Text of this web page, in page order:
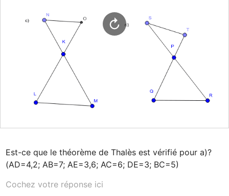
Est-ce que le théorème de Thalès est vérifié pour a)?
(AD=4,2; AB=7; AE=3,6; AC=6; DE=3; BC=5)
Cochez votre réponse ici